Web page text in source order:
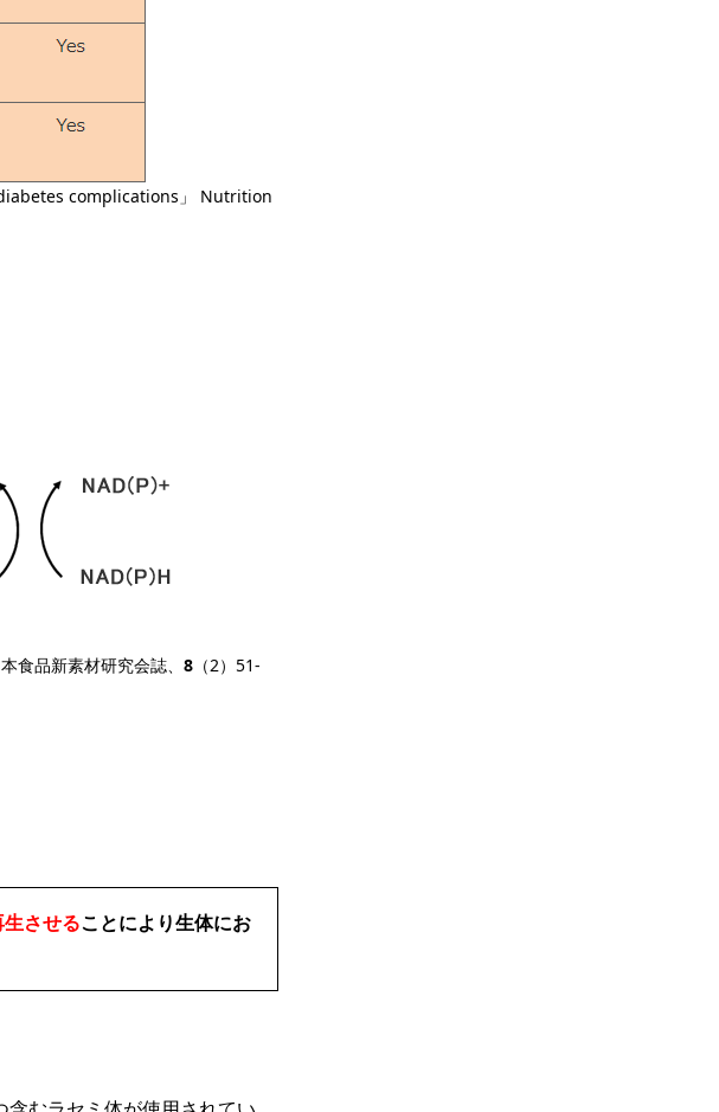
complications」 Nutrition
食品新素材研究会誌、 8 （2）51-
させることにより生体にお